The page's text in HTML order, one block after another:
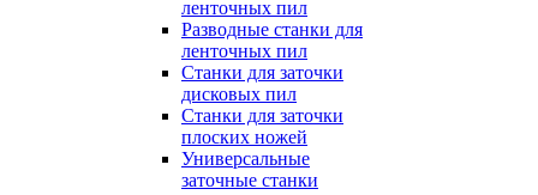
ленточных пил
Разводные станки для
ленточных пил
Станки для заточки
дисковых пил
Станки для заточки
плоских ножей
Универсальные
заточные станки